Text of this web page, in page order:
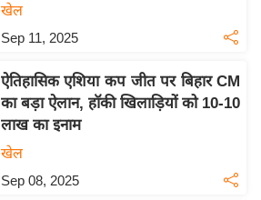
खेल
Sep 11, 2025
ऐतिहासिक एशिया कप जीत पर बिहार CM
का बड़ा ऐलान, हॉकी खिलाड़ियों को 10-10
लाख का इनाम
खेल
Sep 08, 2025